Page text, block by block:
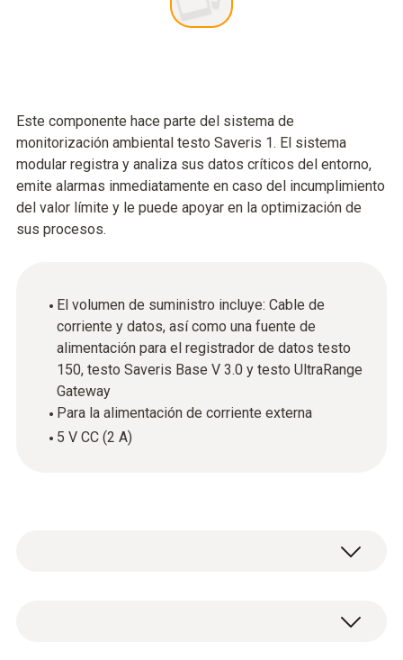
Este componente hace parte del sistema de
monitorización ambiental testo Saveris 1. El sistema
modular registra y analiza sus datos críticos del entorno,
emite alarmas inmediatamente en caso del incumplimiento
del valor límite y le puede apoyar en la optimización de
sus procesos.
El volumen de suministro incluye: Cable de
corriente y datos, así como una fuente de
alimentación para el registrador de datos testo
150, testo Saveris Base V 3.0 y testo UltraRange
Gateway
Para la alimentación de corriente externa
5 V CC (2 A)